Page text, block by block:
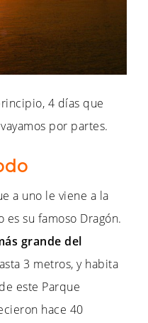
4 días que
por partes.
a uno le viene a la
es su famoso Dragón.
grande del
3 metros, y habita
este Parque
hace 40